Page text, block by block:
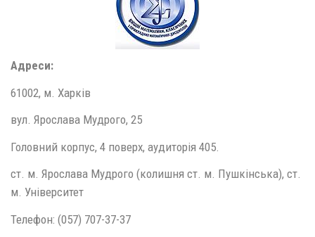
Адреси:
61002, м. Харків
вул. Ярослава Мудрого, 25
Головний корпус, 4 поверх, аудиторія 405.
ст. м. Ярослава Мудрого (колишня ст. м. Пушкінська), ст.
м. Університет
Телефон: (057) 707-37-37